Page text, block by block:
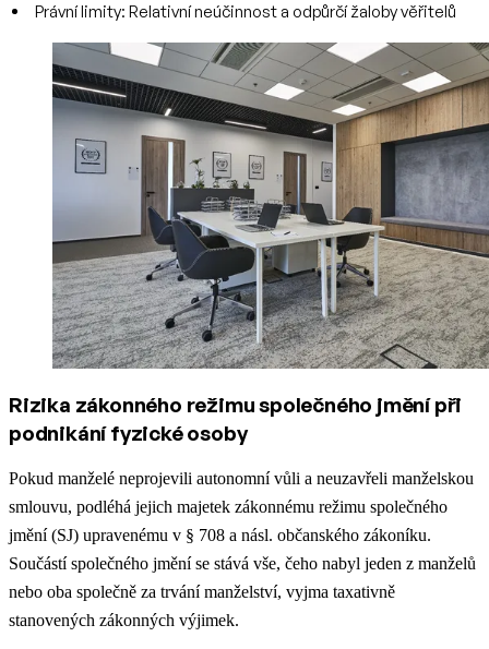
Právní limity: Relativní neúčinnost a odpůrčí žaloby věřitelů
Rizika zákonného režimu společného jmění při
podnikání fyzické osoby
Pokud manželé neprojevili autonomní vůli a neuzavřeli manželskou
smlouvu, podléhá jejich majetek zákonnému režimu společného
jmění (SJ) upravenému v § 708 a násl. občanského zákoníku.
Součástí společného jmění se stává vše, čeho nabyl jeden z manželů
nebo oba společně za trvání manželství, vyjma taxativně
stanovených zákonných výjimek.